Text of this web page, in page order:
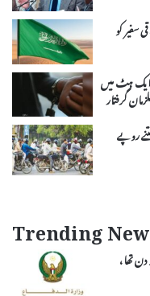
کو
ایک ہٹ میں
روپے
Trending
تھا،